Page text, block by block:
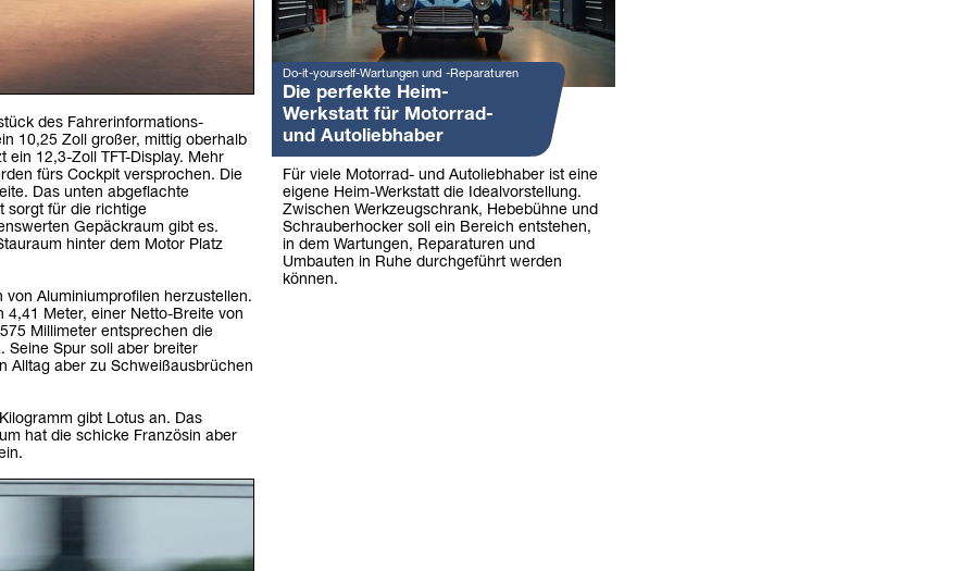
des Fahrerinformations-
10,25 Zoll großer, mittig oberhalb
12,3-Zoll TFT-Display. Mehr
fürs Cockpit versprochen. Die
Das unten abgeflachte
sorgt für die richtige
Gepäckraum gibt es.
hinter dem Motor Platz
Aluminiumprofilen herzustellen.
4,41 Meter, einer Netto-Breite von
Millimeter entsprechen die
Seine Spur soll aber breiter
Alltag aber zu Schweißausbrüchen
gibt Lotus an. Das
hat die schicke Französin aber
Do-it-yourself-Wartungen und -Reparaturen
Die perfekte Heim-
Werkstatt für Motorrad-
und Autoliebhaber
Für viele Motorrad- und Autoliebhaber ist eine
eigene Heim-Werkstatt die Idealvorstellung.
Zwischen Werkzeugschrank, Hebebühne und
Schrauberhocker soll ein Bereich entstehen,
in dem Wartungen, Reparaturen und
Umbauten in Ruhe durchgeführt werden
können.